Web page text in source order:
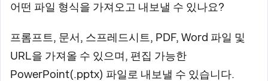
어떤 파일 형식을 가져오고 내보낼 수 있나요?
프롬프트, 문서, 스프레드시트, PDF, Word 파일 및
URL을 가져올 수 있으며, 편집 가능한
PowerPoint(.pptx) 파일로 내보낼 수 있습니다.